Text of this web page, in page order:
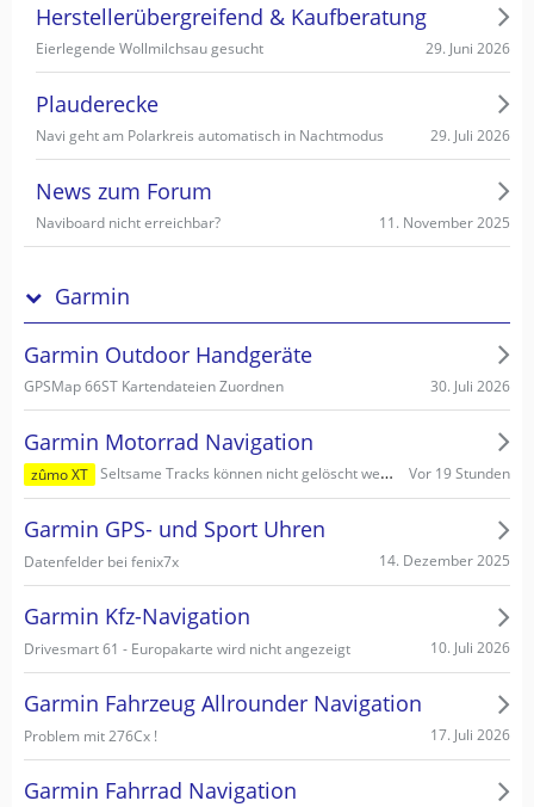
Herstellerübergreifend & Kaufberatung
Eierlegende Wollmilchsau gesucht 29. Juni 2026
Plauderecke
Navi geht am Polarkreis automatisch in Nachtmodus 29. Juli 2026
News zum Forum
Naviboard nicht erreichbar? 11. November 2025
Garmin
Garmin Outdoor Handgeräte
GPSMap 66ST Kartendateien Zuordnen 30. Juli 2026
Garmin Motorrad Navigation
zûmo XT Seltsame Tracks können nicht gelöscht werden Vor 19 Stunden
Garmin GPS- und Sport Uhren
Datenfelder bei fenix7x 14. Dezember 2025
Garmin Kfz-Navigation
Drivesmart 61 - Europakarte wird nicht angezeigt 10. Juli 2026
Garmin Fahrzeug Allrounder Navigation
Problem mit 276Cx ! 17. Juli 2026
Garmin Fahrrad Navigation